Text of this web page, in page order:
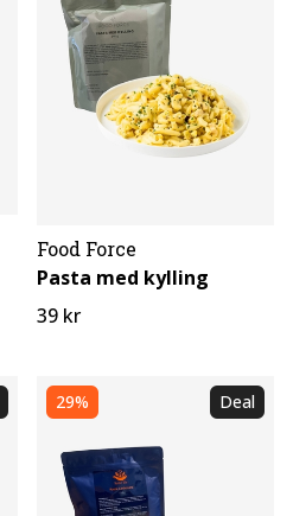
Food Force
Pasta med kylling
39 kr
29% Deal